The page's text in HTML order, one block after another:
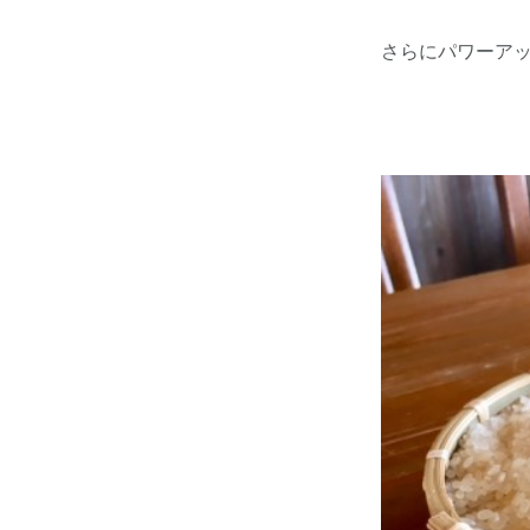
さらにパワーア